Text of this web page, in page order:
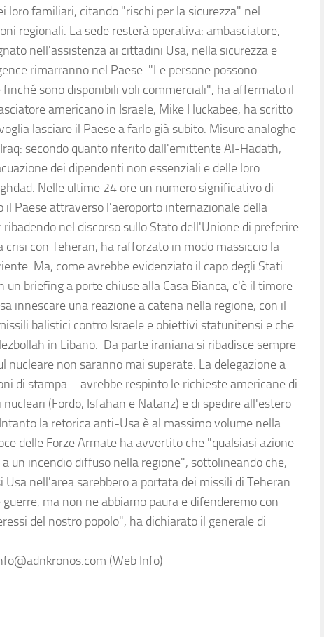
loro familiari, citando "rischi per la sicurezza" nel
regionali. La sede resterà operativa: ambasciatore,
nell'assistenza ai cittadini Usa, nella sicurezza e
rimarranno nel Paese. "Le persone possono
finché sono disponibili voli commerciali", ha affermato il
americano in Israele, Mike Huckabee, ha scritto
lasciare il Paese a farlo già subito. Misure analoghe
secondo quanto riferito dall'emittente Al-Hadath,
dei dipendenti non essenziali e delle loro
Nelle ultime 24 ore un numero significativo di
Paese attraverso l'aeroporto internazionale della
nel discorso sullo Stato dell'Unione di preferire
crisi con Teheran, ha rafforzato in modo massiccio la
Ma, come avrebbe evidenziato il capo degli Stati
un briefing a porte chiuse alla Casa Bianca, c'è il timore
innescare una reazione a catena nella regione, con il
balistici contro Israele e obiettivi statunitensi e che
in Libano. Da parte iraniana si ribadisce sempre
nucleare non saranno mai superate. La delegazione a
di stampa – avrebbe respinto le richieste americane di
(Fordo, Isfahan e Natanz) e di spedire all'estero
la retorica anti-Usa è al massimo volume nella
delle Forze Armate ha avvertito che "qualsiasi azione
un incendio diffuso nella regione", sottolineando che,
nell'area sarebbero a portata dei missili di Teheran.
ma non ne abbiamo paura e difenderemo con
del nostro popolo", ha dichiarato il generale di
(Web Info)